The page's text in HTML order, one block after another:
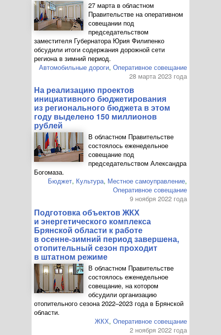
27 марта в областном
Правительстве на оперативном
совещании под
председательством
заместителя Губернатора Юрия Филипенко
обсудили итоги содержания дорожной сети
региона в зимний период.
Автомобильные дороги, Оперативное совещание
28 марта 2023 года
На реализацию проектов
инициативного бюджетирования
из регионального бюджета в этом
году выделено 150 миллионов
рублей
В областном Правительстве
состоялось еженедельное
совещание под
председательством Александра
Богомаза.
Бюджет, Культура, Местное самоуправление,
Оперативное совещание
9 ноября 2022 года
Подготовка объектов ЖКХ
и энергетического комплекса
Брянской области к работе
восенне-зимний период завершена,
отопительный сезон проходит
в штатном режиме
В областном Правительстве
состоялось еженедельное
совещание, на котором
обсудили организацию
отопительного сезона 2022–2023 года в Брянской
области.
ЖКХ, Оперативное совещание
2 ноября 2022 года